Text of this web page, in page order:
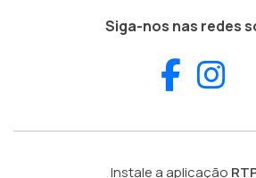
Siga-nos nas redes
Instale a aplicação